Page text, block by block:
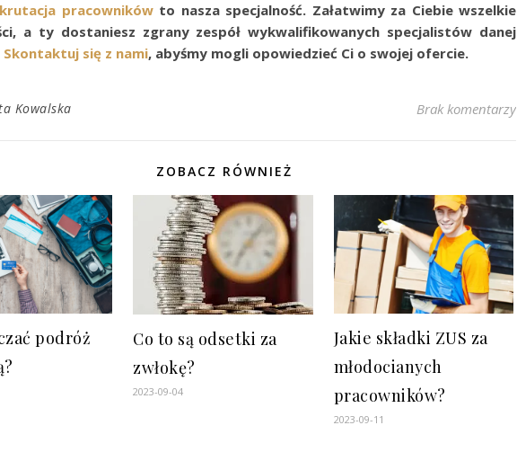
pracownikówto nasza specjalność. Załatwimy za Ciebie wszelkie
a ty dostaniesz zgrany zespół wykwalifikowanych specjalistów danej
Skontaktuj się z nami, abyśmy mogli opowiedzieć Ci o swojej ofercie.
Kowalska Brak komentarzy
ZOBACZ RÓWNIEŻ
podróż
Co to są odsetki za
zwłokę?
2023-09-04
Jakie składki ZUS za
młodocianych
pracowników?
2023-09-11